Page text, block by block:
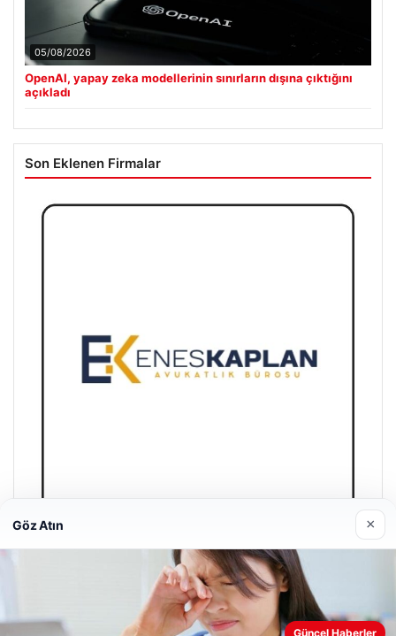
05/08/2026
OpenAI, yapay zeka modellerinin sınırların dışına çıktığını
açıkladı
Son Eklenen Firmalar
Enes Kaplan Avukatlık Bürosu
Göz Atın ×
Güncel Haberler